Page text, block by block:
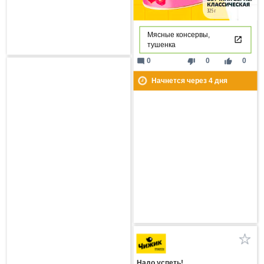
Мясные консервы,
тушенка
thumb_down 0 thumb_up 0
mode_comment 0
Начнется через 4дня